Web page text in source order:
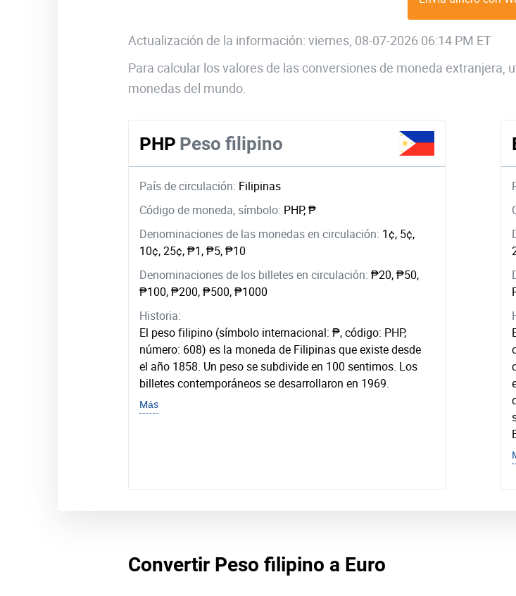
Actualización de la información: viernes, 08-07-2026 06:14 PM ET
Para calcular los valores de las conversiones de moneda
monedas del mundo.
PHP Peso filipino
País de circulación: Filipinas
Código de moneda, símbolo: PHP, ₱
Denominaciones de las monedas en circulación: 1¢, 5¢,
10¢, 25¢, ₱1, ₱5, ₱10
Denominaciones de los billetes en circulación: ₱20, ₱50,
₱100, ₱200, ₱500, ₱1000
Historia:
El peso filipino (símbolo internacional: ₱, código: PHP,
número: 608) es la moneda de Filipinas que existe desde
el año 1858. Un peso se subdivide en 100 sentimos. Los
billetes contemporáneos se desarrollaron en 1969.
Más
Convertir Peso filipino a Euro